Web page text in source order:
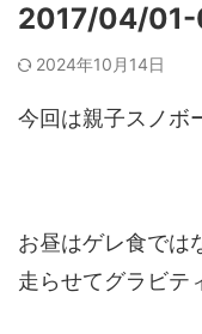
2017/04/01-
2024年10月14日
今回は親子スノボ
お昼はゲレ食では
走らせてグラビテ